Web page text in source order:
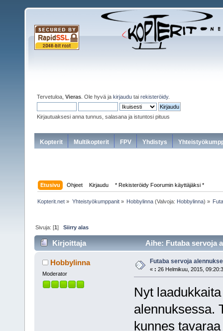
Tervetuloa, Vieras . Ole hyvä ja kirjaudu tai rekisteröidy.
Kirjautuaksesi anna tunnus, salasana ja istuntosi pituus
Kopterit Multikopterit FPV Yhdistys
Etusivu Ohjeet Kirjaudu * Rekisteröidy Foorumin käyttäjäksi *
Kopterit.net » Yhteistyökumppanit» Hobbylinna(Valvoja: Hobbylinna) »
Sivuja: [1]Siirry alas
Kirjoittaja Aihe: Futaba servoja
Hobbylinna
Moderator
Futaba servoja
« : 26 Helmikuu, 2015,
Nyt
alennuksessa.
kunnes